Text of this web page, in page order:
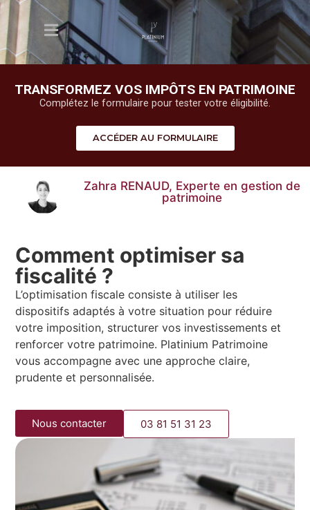
TRANSFORMEZ VOS IMPÔTS EN PATRIMOINE
Complétez le formulaire pour tester votre éligibilité.
ACCÉDER AU FORMULAIRE
Zahra RENAUD, Experte en gestion de
patrimoine
Comment optimiser sa
fiscalité ?
L’optimisation fiscale consiste à utiliser les
dispositifs adaptés à votre situation pour réduire
votre imposition, structurer vos investissements et
renforcer votre patrimoine. Platinium Patrimoine
vous accompagne avec une approche claire,
prudente et personnalisée.
Nous contacter 03 81 51 31 23